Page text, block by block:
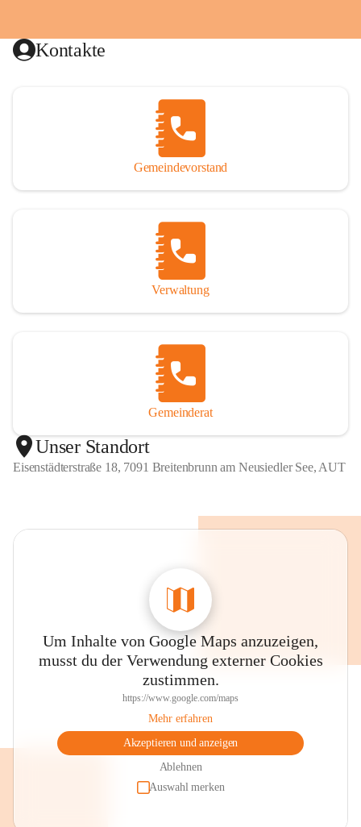
Kontakte
Gemeindevorstand
Verwaltung
Gemeinderat
Unser Standort
Eisenstädterstraße 18, 7091 Breitenbrunn am Neusiedler See, AUT
Um Inhalte von Google Maps anzuzeigen,
musst du der Verwendung externer Cookies
zustimmen.
https://www.google.com/maps
Mehr erfahren
Akzeptieren und anzeigen
Ablehnen
Auswahl merken